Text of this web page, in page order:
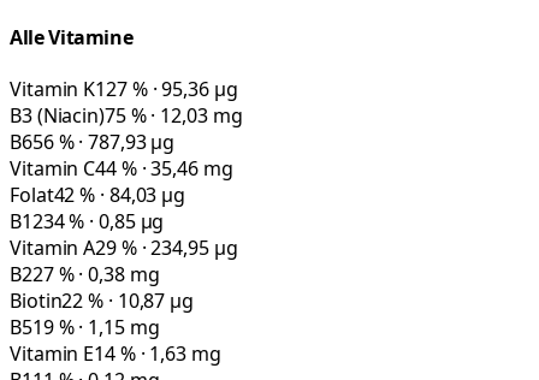
Alle Vitamine
Vitamin K127 % · 95,36 µg
B3 (Niacin)75 % · 12,03 mg
B656 % · 787,93 µg
Vitamin C44 % · 35,46 mg
Folat42 % · 84,03 µg
B1234 % · 0,85 µg
Vitamin A29 % · 234,95 µg
B227 % · 0,38 mg
Biotin22 % · 10,87 µg
B519 % · 1,15 mg
Vitamin E14 % · 1,63 mg